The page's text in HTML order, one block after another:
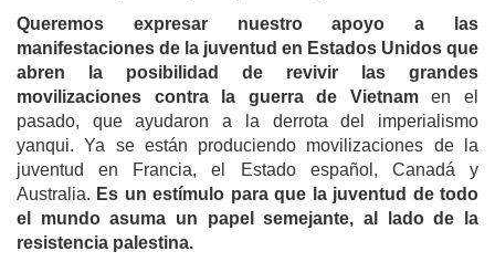
Queremos expresar nuestro apoyo a las
manifestaciones de la juventud en Estados Unidos que
abren la posibilidad de revivir las grandes
movilizaciones contra la guerra de Vietnamen el
pasado, que ayudaron a la derrota del imperialismo
yanqui. Ya se están produciendo movilizaciones de la
juventud en Francia, el Estado español, Canadá y
Australia. Es un estímulo para que la juventud de todo
el mundo asuma un papel semejante, al lado de la
resistencia palestina.